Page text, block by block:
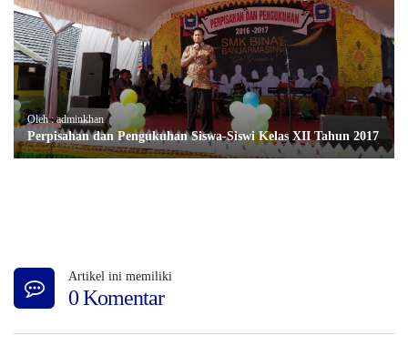
Oleh : adminkhan
Perpisahan dan Pengukuhan Siswa-Siswi Kelas XII Tahun 2017
Artikel ini memiliki
0 Komentar